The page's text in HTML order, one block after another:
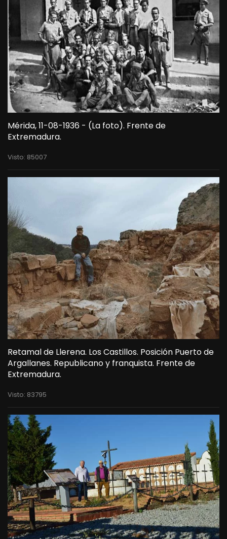
Mérida, 11-08-1936 - (La foto). Frente de
Extremadura.
Visto: 85007
Retamal de Llerena. Los Castillos. Posición Puerto de
Argallanes. Republicano y franquista. Frente de
Extremadura.
Visto: 83795